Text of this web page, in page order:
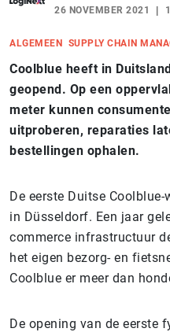
26 NOVEMBER 2021
ALGEMEEN SUPPLY CHAIN
Coolblue heeft in
geopend. Op een
meter kunnen
uitproberen, reparaties
bestellingen ophalen.
De eerste Duitse
in Düsseldorf. Een jaar
commerce infrastructuur
het eigen bezorg- en
Coolblue er meer dan
De opening van de eerste